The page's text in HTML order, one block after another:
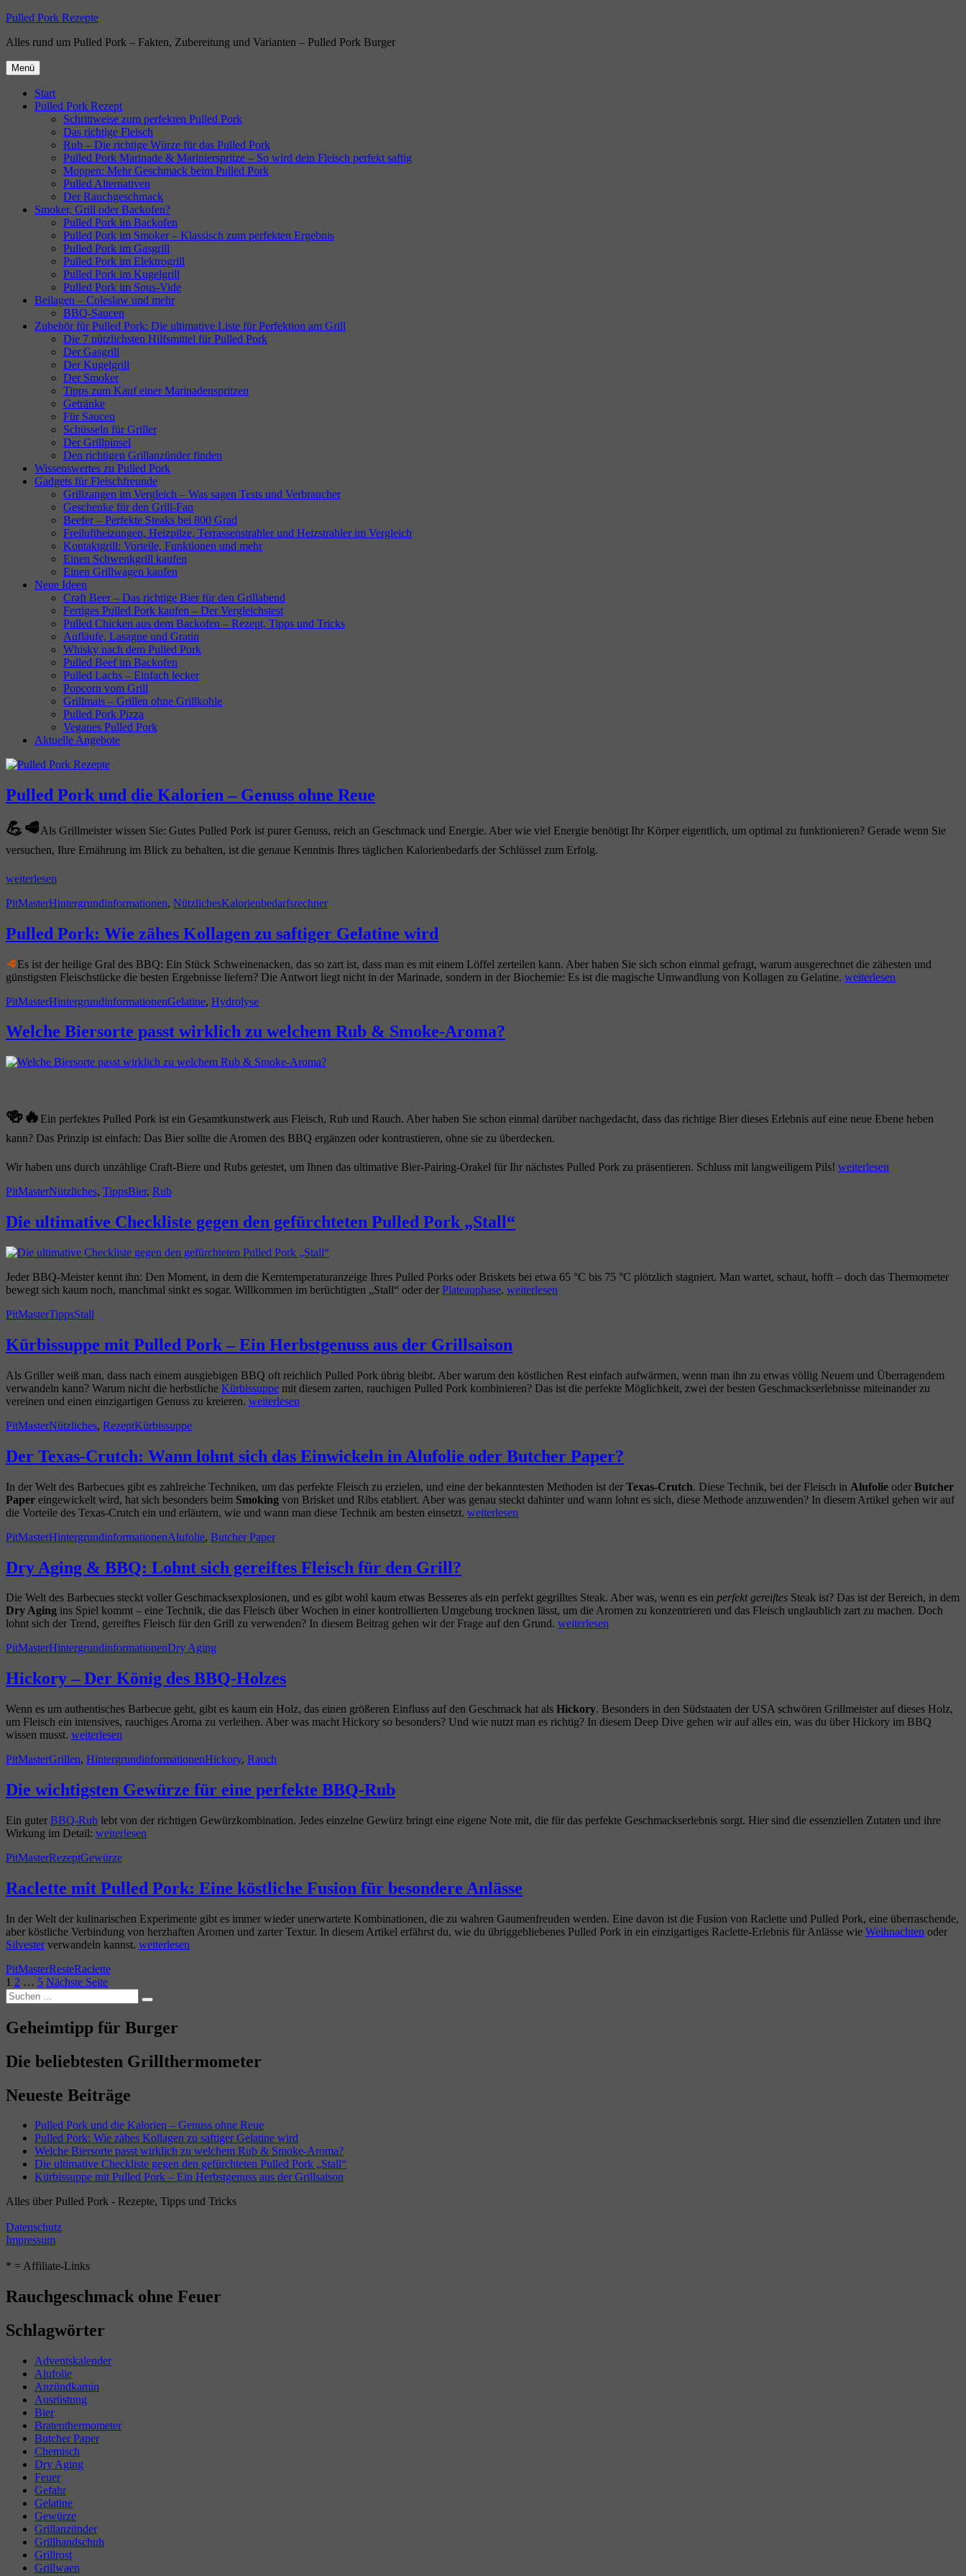
Zum
springen
Pulled Pork Rezepte
Alles rund um Pulled Pork – Fakten, Zubereitung und Varianten – Pulled Pork Burger
Menü
Start
Pulled Pork Rezept
Schrittweise zum perfekten Pulled Pork
Das richtige Fleisch
Rub – Die richtige Würze für das Pulled Pork
Pulled Pork Marinade & Marinierspritze – So wird dein Fleisch perfekt saftig
Moppen: Mehr Geschmack beim Pulled Pork
Pulled Alternativen
Der Rauchgeschmack
Smoker, Grill oder Backofen?
Pulled Pork im Backofen
Pulled Pork im Smoker – Klassisch zum perfekten Ergebnis
Pulled Pork im Gasgrill
Pulled Pork im Elektrogrill
Pulled Pork im Kugelgrill
Pulled Pork im Sous-Vide
Beilagen – Coleslaw und mehr
BBQ-Saucen
Zubehör für Pulled Pork: Die ultimative Liste für Perfektion am Grill
Die 7 nützlichsten Hilfsmittel für Pulled Pork
Der Gasgrill
Der Kugelgrill
Der Smoker
Tipps zum Kauf einer Marinadenspritzen
Getränke
Für Saucen
Schüsseln für Griller
Der Grillpinsel
Den richtigen Grillanzünder finden
Wissenswertes zu Pulled Pork
Gadgets für Fleischfreunde
Grillzangen im Vergleich – Was sagen Tests und Verbraucher
Geschenke für den Grill-Fan
Beefer – Perfekte Steaks bei 800 Grad
Freiluftheizungen, Heizpilze, Terrassenstrahler und Heizstrahler im Vergleich
Kontaktgrill: Vorteile, Funktionen und mehr
Einen Schwenkgrill kaufen
Einen Grillwagen kaufen
Neue Ideen
Craft Beer – Das richtige Bier für den Grillabend
Fertiges Pulled Pork kaufen – Der Vergleichstest
Pulled Chicken aus dem Backofen – Rezept, Tipps und Tricks
Aufläufe, Lasagne und Gratin
Whisky nach dem Pulled Pork
Pulled Beef im Backofen
Pulled Lachs – Einfach lecker
Popcorn vom Grill
Grillmais – Grillen ohne Grillkohle
Pulled Pork Pizza
Veganes Pulled Pork
Aktuelle Angebote
Pulled
Pork
Blog
Pulled Pork und die Kalorien – Genuss ohne Reue
💪🥩Als Grillmeister wissen Sie: Gutes Pulled Pork ist purer Genuss, reich an Geschmack und Energie. Aber wie viel Energie benötigt Ihr Körper eigentlich, um optimal zu funktionieren? Gerade wenn Sie
versuchen, Ihre Ernährung im Blick zu behalten, ist die genaue Kenntnis Ihres täglichen Kalorienbedarfs der Schlüssel zum Erfolg.
„Pulled
und
Kalorien
–
ohne
Reue“
weiterlesen
Autor
PitMasterKategorien
Hintergrundinformationen, NützlichesSchlagwörter
Kalorienbedarfsrechner
Pulled Pork: Wie zähes Kollagen zu saftiger Gelatine wird
🥩Es ist der heilige Gral des BBQ: Ein Stück Schweinenacken, das so zart ist, dass man es mit einem Löffel zerteilen kann. Aber haben Sie sich schon einmal gefragt, warum ausgerechnet die zähesten und
günstigsten Fleischstücke die besten Ergebnisse liefern? Die Antwort liegt nicht in der Marinade, sondern in der Biochemie: Es ist die magische Umwandlung von Kollagen zu Gelatine. „Pulled
weiterlesen
Autor
PitMasterKategorien
HintergrundinformationenSchlagwörter
Gelatine, Hydrolyse
Welche Biersorte passt wirklich zu welchem Rub & Smoke-Aroma?
🍻🔥 Ein perfektes Pulled Pork ist ein Gesamtkunstwerk aus Fleisch, Rub und Rauch. Aber haben Sie schon einmal darüber nachgedacht, dass das richtige Bier dieses Erlebnis auf eine neue Ebene heben
kann? Das Prinzip ist einfach: Das Bier sollte die Aromen des BBQ ergänzen oder kontrastieren, ohne sie zu überdecken.
Wir haben uns durch unzählige Craft-Biere und Rubs getestet, um Ihnen das ultimative Bier-Pairing-Orakel für Ihr nächstes Pulled Pork zu präsentieren. Schluss mit langweiligem Pils! „Welche
Aroma?“
weiterlesen
Autor
PitMasterKategorien
Nützliches, TippsSchlagwörter
Bier, Rub
Die ultimative Checkliste gegen den gefürchteten Pulled Pork „Stall“
Jeder BBQ-Meister kennt ihn: Den Moment, in dem die Kerntemperaturanzeige Ihres Pulled Porks oder Briskets bei etwa 65 °C bis 75 °C plötzlich stagniert. Man wartet, schaut, hofft – doch das Thermometer
bewegt sich kaum noch, manchmal sinkt es sogar. Willkommen im berüchtigten „Stall“ oder der Plateauphase. „Die
den
gefürchteten
Pork
„Stall““
weiterlesen
Autor
PitMasterKategorien
TippsSchlagwörter
Stall
Kürbissuppe mit Pulled Pork – Ein Herbstgenuss aus der Grillsaison
Als Griller weiß man, dass nach einem ausgiebigen BBQ oft reichlich Pulled Pork übrig bleibt. Aber warum den köstlichen Rest einfach aufwärmen, wenn man ihn zu etwas völlig Neuem und Überragendem
verwandeln kann? Warum nicht die herbstliche Kürbissuppe mit diesem zarten, rauchigen Pulled Pork kombinieren? Das ist die perfekte Möglichkeit, zwei der besten Geschmackserlebnisse miteinander zu
vereinen und einen einzigartigen Genuss zu kreieren. „Kürbissuppe
–
Ein
aus
der
Grillsaison“
weiterlesen
Autor
PitMasterKategorien
Nützliches, RezeptSchlagwörter
Kürbissuppe
Der Texas-Crutch: Wann lohnt sich das Einwickeln in Alufolie oder Butcher Paper?
In der Welt des Barbecues gibt es zahlreiche Techniken, um das perfekte Fleisch zu erzielen, und eine der bekanntesten Methoden ist der Texas-Crutch. Diese Technik, bei der Fleisch in Alufolie oder Butcher
Paper eingewickelt wird, hat sich besonders beim Smoking von Brisket und Ribs etabliert. Aber was genau steckt dahinter und wann lohnt es sich, diese Methode anzuwenden? In diesem Artikel gehen wir auf
die Vorteile des Texas-Crutch ein und erläutern, wie und wann man diese Technik am besten einsetzt. „Der
Einwickeln
in
Alufolie
weiterlesen
Autor
PitMasterKategorien
HintergrundinformationenSchlagwörter
Alufolie, Butcher Paper
Dry Aging & BBQ: Lohnt sich gereiftes Fleisch für den Grill?
Die Welt des Barbecues steckt voller Geschmacksexplosionen, und es gibt wohl kaum etwas Besseres als ein perfekt gegrilltes Steak. Aber was, wenn es ein perfekt gereiftes Steak ist? Das ist der Bereich, in dem
Dry Aging ins Spiel kommt – eine Technik, die das Fleisch über Wochen in einer kontrollierten Umgebung trocknen lässt, um die Aromen zu konzentrieren und das Fleisch unglaublich zart zu machen. Doch
lohnt sich der Trend, gereiftes Fleisch für den Grill zu verwenden? In diesem Beitrag gehen wir der Frage auf den Grund. „Dry
Fleisch
für
weiterlesen
Autor
PitMasterKategorien
HintergrundinformationenSchlagwörter
Dry Aging
Hickory – Der König des BBQ-Holzes
Wenn es um authentisches Barbecue geht, gibt es kaum ein Holz, das einen größeren Einfluss auf den Geschmack hat als Hickory. Besonders in den Südstaaten der USA schwören Grillmeister auf dieses Holz,
um Fleisch ein intensives, rauchiges Aroma zu verleihen. Aber was macht Hickory so besonders? Und wie nutzt man es richtig? In diesem Deep Dive gehen wir auf alles ein, was du über Hickory im BBQ
wissen musst. „Hickory
Der
des
BBQ-
weiterlesen
Autor
PitMasterKategorien
Grillen, HintergrundinformationenSchlagwörter
Hickory, Rauch
Die wichtigsten Gewürze für eine perfekte BBQ-Rub
Ein guter BBQ-Rub lebt von der richtigen Gewürzkombination. Jedes einzelne Gewürz bringt eine eigene Note mit, die für das perfekte Geschmackserlebnis sorgt. Hier sind die essenziellen Zutaten und ihre
Wirkung im Detail: „Die
Gewürze
eine
perfekte
Rub“
weiterlesen
Autor
PitMasterKategorien
RezeptSchlagwörter
Gewürze
Raclette mit Pulled Pork: Eine köstliche Fusion für besondere Anlässe
In der Welt der kulinarischen Experimente gibt es immer wieder unerwartete Kombinationen, die zu wahren Gaumenfreuden werden. Eine davon ist die Fusion von Raclette und Pulled Pork, eine überraschende,
aber köstliche Verbindung von herzhaften Aromen und zarter Textur. In diesem Artikel erfährst du, wie du übriggebliebenes Pulled Pork in ein einzigartiges Raclette-Erlebnis für Anlässe wie Weihnachten oder
Silvesterverwandeln kannst. „Raclette
Eine
für
Anlässe“
weiterlesen
Autor
PitMasterKategorien
ResteSchlagwörter
Raclette
Seitennummerierung
der
Beiträge
Seite
1 Seite
2 … Seite
5 Nächste Seite
Suchen
nach:
Suchen
Geheimtipp für Burger
Die beliebtesten Grillthermometer
Neueste Beiträge
Pulled Pork und die Kalorien – Genuss ohne Reue
Pulled Pork: Wie zähes Kollagen zu saftiger Gelatine wird
Welche Biersorte passt wirklich zu welchem Rub & Smoke-Aroma?
Die ultimative Checkliste gegen den gefürchteten Pulled Pork „Stall“
Kürbissuppe mit Pulled Pork – Ein Herbstgenuss aus der Grillsaison
Alles über Pulled Pork - Rezepte, Tipps und Tricks
Datenschutz
Impressum
* = Affiliate-Links
Rauchgeschmack ohne Feuer
Schlagwörter
Adventskalender
Alufolie
Anzündkamin
Ausrüstung
Bier
Bratenthermometer
Butcher Paper
Chemisch
Dry Aging
Feuer
Gefahr
Gelatine
Gewürze
Grillanzünder
Grillhandschuh
Grillrost
Grillwaen